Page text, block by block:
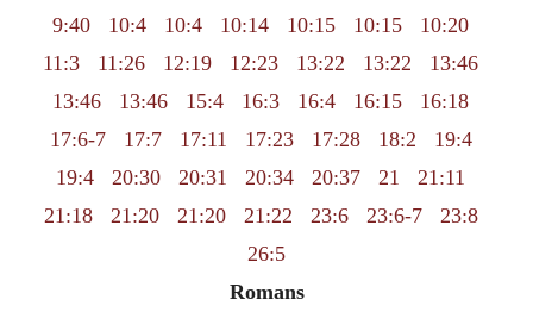
9:40
10:4 10:4 10:14 10:15 10:15
10:20
11:3
11:26 12:19 12:23 13:22 13:22
13:46
13:46
13:46 15:4 16:3 16:4 16:15
16:18
17:6-7
17:7 17:11 17:23 17:28 18:2
19:4
19:4
20:30 20:31 20:34 20:37 21
21:11
21:18
21:20 21:20 21:22 23:6 23:6-7
23:8
26:5
Romans